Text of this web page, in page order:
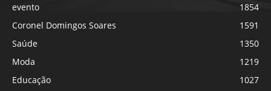
evento
1854
Coronel Domingos Soares
1591
Saúde
1350
Moda
1219
Educação
1027